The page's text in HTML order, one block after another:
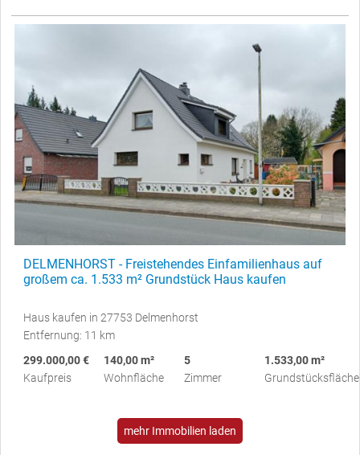
DELMENHORST - Freistehendes Einfamilienhaus auf
großem ca. 1.533 m² Grundstück Haus kaufen
Haus kaufen in 27753 Delmenhorst
Entfernung: 11 km
299.000,00 €
Kaufpreis
140,00 m²
Wohnfläche
5
Zimmer
1.533,00 m²
Grundstücksfläche
mehr Immobilien laden